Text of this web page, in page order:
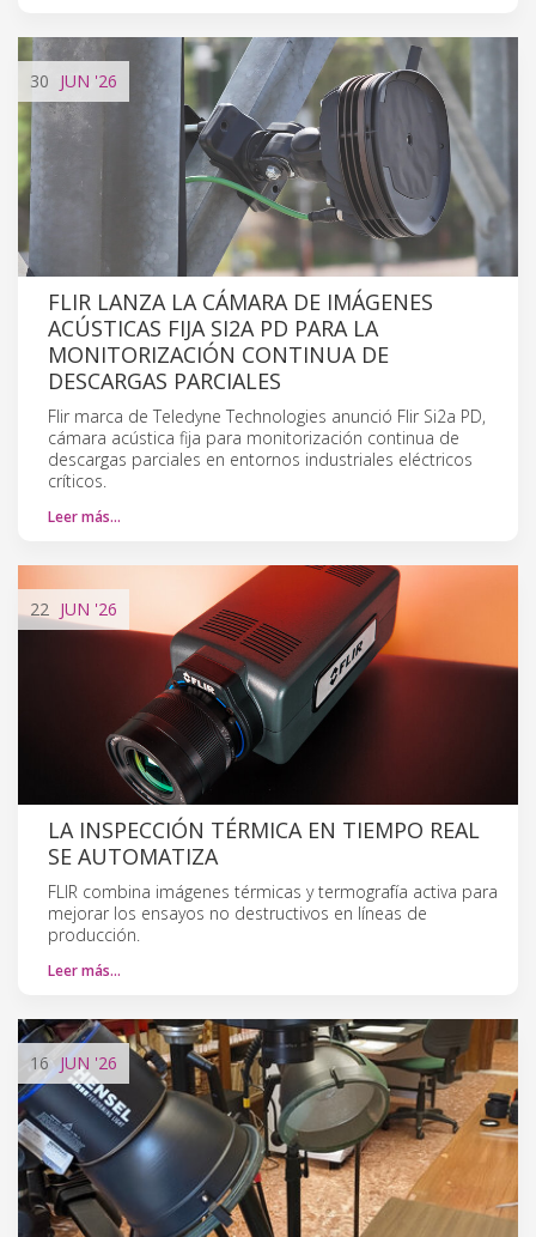
30 JUN '26
FLIR LANZA LA CÁMARA DE IMÁGENES
ACÚSTICAS FIJA SI2A PD PARA LA
MONITORIZACIÓN CONTINUA DE
DESCARGAS PARCIALES
Flir marca de Teledyne Technologies anunció Flir Si2a PD,
cámara acústica fija para monitorización continua de
descargas parciales en entornos industriales eléctricos
críticos.
Leer más…
22 JUN '26
LA INSPECCIÓN TÉRMICA EN TIEMPO REAL
SE AUTOMATIZA
FLIR combina imágenes térmicas y termografía activa para
mejorar los ensayos no destructivos en líneas de
producción.
Leer más…
16 JUN '26